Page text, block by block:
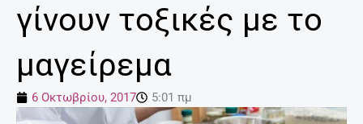
γίνουν τοξικές με το
μαγείρεμα
6 Οκτωβρίου, 2017 5:01 πμ